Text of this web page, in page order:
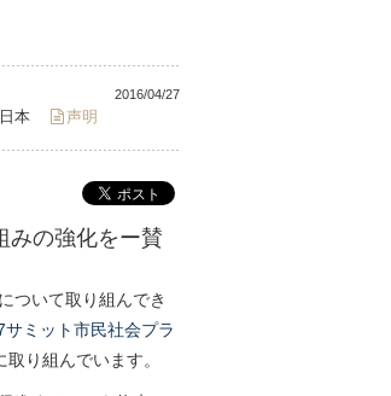
2016/04/27
日本 声明
みの強化をー賛
ついて取り組んでき
ミット市民社会プラ
り組んでいます。